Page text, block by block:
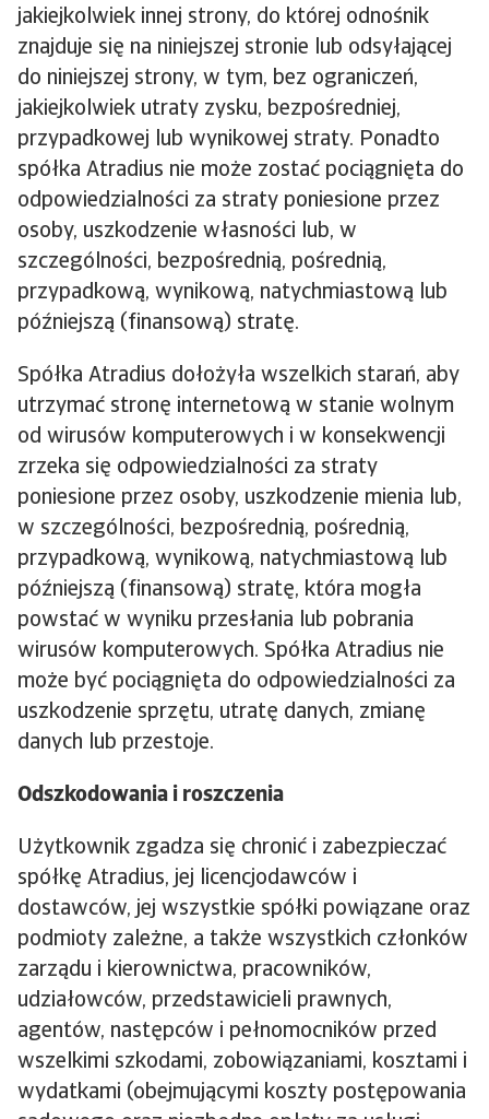
jakiejkolwiek innej strony, do której odnośnik
znajduje się na niniejszej stronie lub odsyłającej
do niniejszej strony, w tym, bez ograniczeń,
jakiejkolwiek utraty zysku, bezpośredniej,
przypadkowej lub wynikowej straty. Ponadto
spółka Atradius nie może zostać pociągnięta do
odpowiedzialności za straty poniesione przez
osoby, uszkodzenie własności lub, w
szczególności, bezpośrednią, pośrednią,
przypadkową, wynikową, natychmiastową lub
późniejszą (finansową) stratę.
Spółka Atradius dołożyła wszelkich starań, aby
utrzymać stronę internetową w stanie wolnym
od wirusów komputerowych i w konsekwencji
zrzeka się odpowiedzialności za straty
poniesione przez osoby, uszkodzenie mienia lub,
w szczególności, bezpośrednią, pośrednią,
przypadkową, wynikową, natychmiastową lub
późniejszą (finansową) stratę, która mogła
powstać w wyniku przesłania lub pobrania
wirusów komputerowych. Spółka Atradius nie
może być pociągnięta do odpowiedzialności za
uszkodzenie sprzętu, utratę danych, zmianę
danych lub przestoje.
Odszkodowania i roszczenia
Użytkownik zgadza się chronić i zabezpieczać
spółkę Atradius, jej licencjodawców i
dostawców, jej wszystkie spółki powiązane oraz
podmioty zależne, a także wszystkich członków
zarządu i kierownictwa, pracowników,
udziałowców, przedstawicieli prawnych,
agentów, następców i pełnomocników przed
wszelkimi szkodami, zobowiązaniami, kosztami i
wydatkami (obejmującymi koszty postępowania